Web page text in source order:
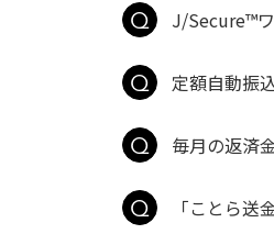
J/Secure™
定額自動振
毎月の返済
「ことら